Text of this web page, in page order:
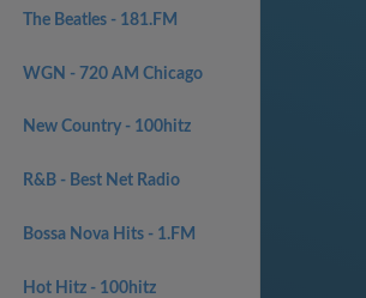
The Beatles - 181.FM
WGN - 720 AM Chicago
New Country - 100hitz
R&B - Best Net Radio
Bossa Nova Hits - 1.FM
Hot Hitz - 100hitz